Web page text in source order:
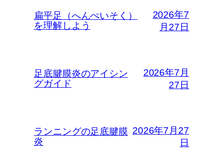
扁平足（へんぺいそく）
を理解しよう
2026年7
月27日
足底腱膜炎のアイシン
グガイド
2026年7月
27日
ランニングの足底腱膜
炎
2026年7月27
日